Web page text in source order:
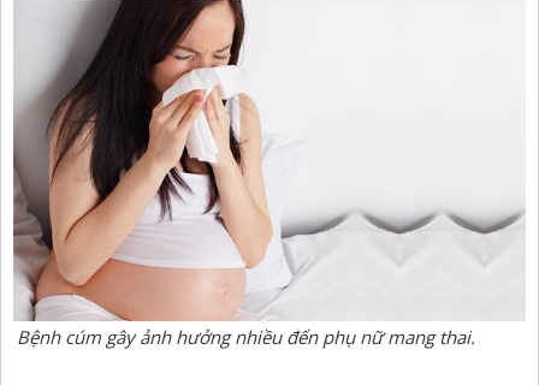
Bệnh cúm gây ảnh hưởng nhiều đến phụ nữ mang thai.